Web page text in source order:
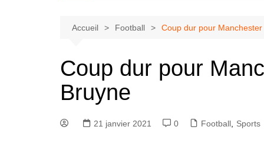
Accueil Football Coup dur pour
Coup dur pour
Bruyne
21 janvier 2021 0 Football Sports